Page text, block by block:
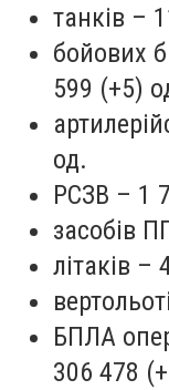
танків –
бойових
599 (+5)
од.
РСЗВ – 1
засобів
літаків –
БПЛА
306 478